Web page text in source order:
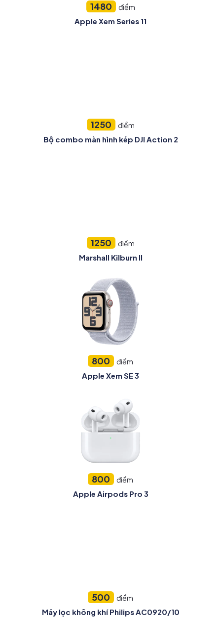
1480 điểm
Apple Xem Series 11
1250 điểm
Bộ combo màn hình kép DJI Action 2
1250 điểm
Marshall Kilburn II
800 điểm
Apple Xem SE 3
800 điểm
Apple Airpods Pro 3
500 điểm
Máy lọc không khí Philips AC0920/10